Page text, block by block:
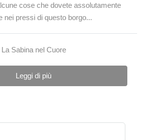
cose che dovete assolutamente
nei pressi di questo borgo...
La Sabina nel Cuore
Leggi di più